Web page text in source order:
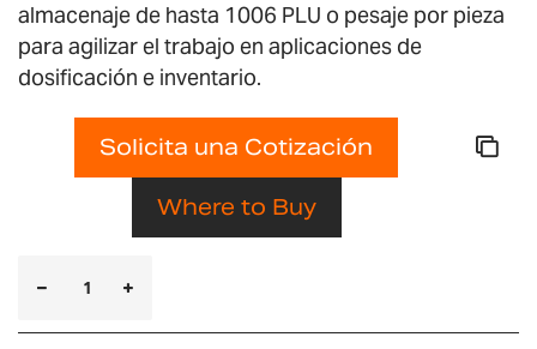
almacenaje de hasta 1006 PLU o pesaje por pieza
para agilizar el trabajo en aplicaciones de
dosificación e inventario.
Solicita una Cotización
Where to Buy